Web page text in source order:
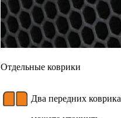
Отдельные коврики
Два передних коврика